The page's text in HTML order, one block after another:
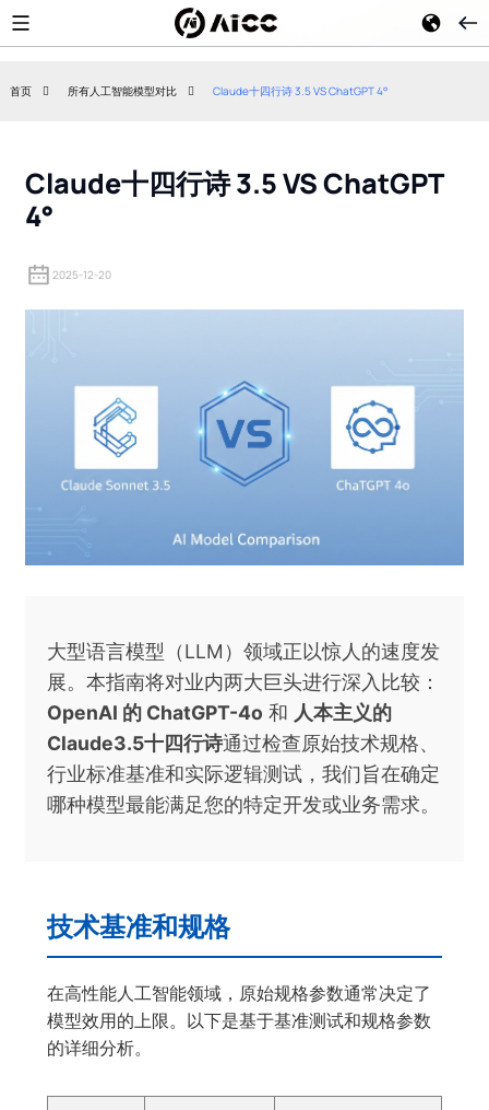
2026 年全面评测
时代
首页 所有人工智能模型对比 Claude十四行诗 3.5 VS ChatGPT 4°
Claude十四行诗 3.5 VS ChatGPT
4°
2025-12-20
大型语言模型（LLM）领域正以惊人的速度发
展。本指南将对业内两大巨头进行深入比较：
OpenAI 的 ChatGPT-4o 和 人本主义的
Claude3.5十四行诗通过检查原始技术规格、
行业标准基准和实际逻辑测试，我们旨在确定
哪种模型最能满足您的特定开发或业务需求。
技术基准和规格
在高性能人工智能领域，原始规格参数通常决定了
模型效用的上限。以下是基于基准测试和规格参数
的详细分析。